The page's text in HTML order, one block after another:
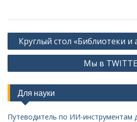
Навигация
по
Круглый стол «Библиотеки и
Мы в
Для науки
Путеводитель по ИИ-инструментам